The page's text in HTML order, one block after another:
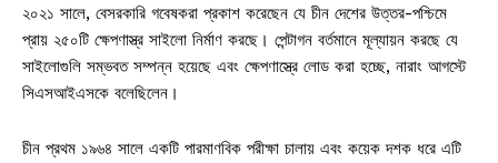
২০২১ সালে, বেসরকারি গবেষকরা প্রকাশ করেছেন যে চীন দেশের উত্তর-পশ্চিমে
প্রায় ২৫০টি ক্ষেপণাস্ত্র সাইলো নির্মাণ করছে। পেন্টাগন বর্তমানে মূল্যায়ন করছে যে
সাইলোগুলি সম্ভবত সম্পন্ন হয়েছে এবং ক্ষেপণাস্ত্রে লোড করা হচ্ছে, নারাং আগস্টে
সিএসআইএসকে বলেছিলেন।
চীন প্রথম ১৯৬৪ সালে একটি পারমাণবিক পরীক্ষা চালায় এবং কয়েক দশক ধরে এটি